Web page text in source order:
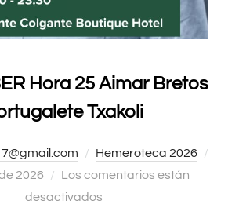
Hora 25 Aimar Bretos
Txakoli
Hemeroteca 2026
2026
Los comentarios están
desactivados